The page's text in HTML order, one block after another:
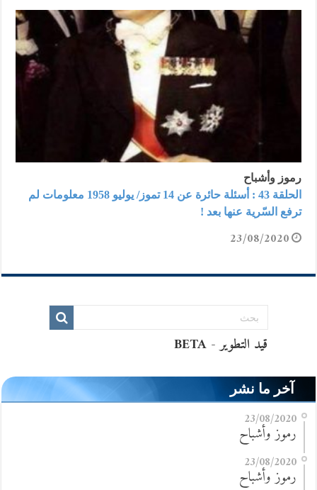
رموز وأشباح
الحلقة 43 : أسئلة حائرة عن 14 تموز/ يوليو 1958 معلومات لم
ترفع السّرية عنها بعد !
23/08/2020
آخر ما نشر
23/08/2020
رموز وأشباح
23/08/2020
رموز وأشباح